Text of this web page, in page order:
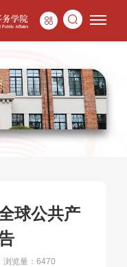
球公共产
浏览量：6470